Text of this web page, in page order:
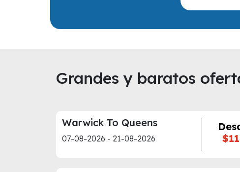
Grandes y baratos
Warwick To Queens
07-08-2026 - 21-08-2026